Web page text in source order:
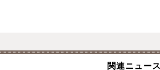
関連ニュース